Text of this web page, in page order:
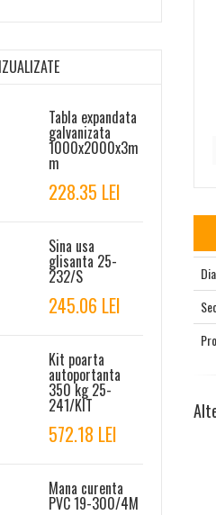
Tabla expandata
galvanizata
1000x2000x3m
m
228.35 LEI
Sina usa
glisanta 25-
232/S
245.06 LEI
Kit poarta
autoportanta
350 kg 25-
241/KIT
572.18 LEI
Mana curenta
PVC 19-300/4M